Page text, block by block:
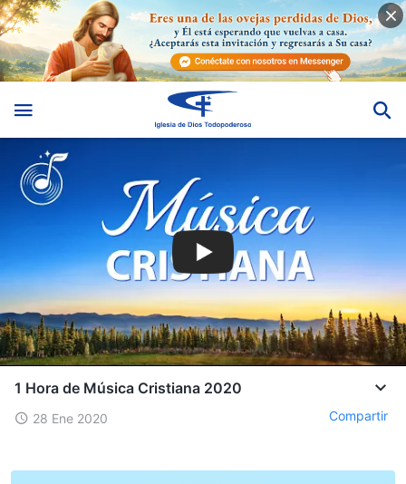
1 Hora de Música Cristiana 2020
28 Ene 2020 Compartir